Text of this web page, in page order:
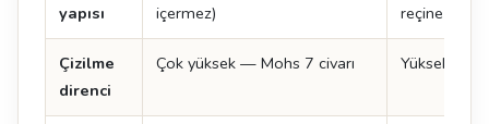
yapısı
içermez)
reçine +
Çizilme
direnci
Çok yüksek — Mohs 7 civarı Yüksek —